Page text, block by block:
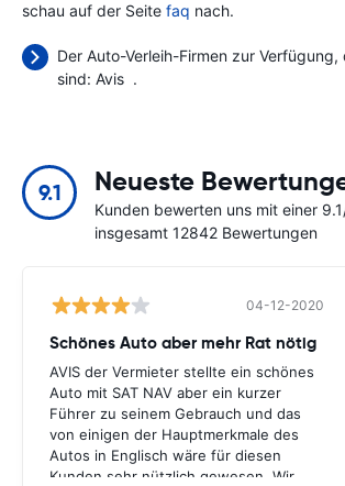
schau auf der Seite faq nach.
Der Auto-Verleih-Firmen zur Verfügung,
sind: Avis .
9.1 Neueste
Kunden bewerten uns mit einer
insgesamt 12842 Bewertungen
04-12-2020
Schönes Auto aber mehr Rat nötig
AVIS der Vermieter stellte ein schönes
Auto mit SAT NAV aber ein kurzer
Führer zu seinem Gebrauch und das
von einigen der Hauptmerkmale des
Autos in Englisch wäre für diesen
Kunden sehr nützlich gewesen. Wir